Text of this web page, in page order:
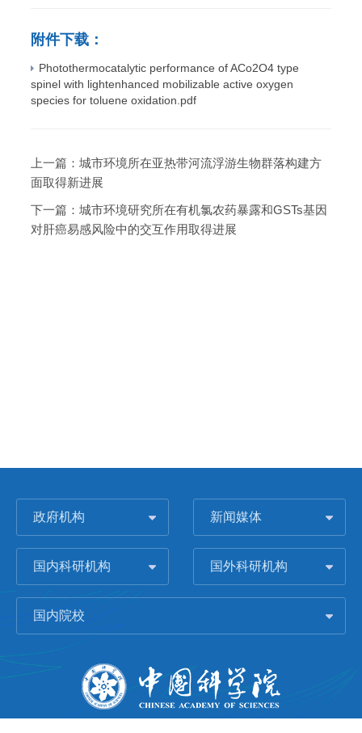
附件下载：
Photothermocatalytic performance of ACo2O4 type
spinel with lightenhanced mobilizable active oxygen
species for toluene oxidation.pdf
上一篇： 城市环境所在亚热带河流浮游生物群落构建方
面取得新进展
下一篇： 城市环境研究所在有机氯农药暴露和GSTs基因
对肝癌易感风险中的交互作用取得进展
政府机构 新闻媒体
国内科研机构 国外科研机构
国内院校